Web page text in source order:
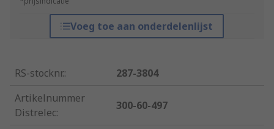
Voeg toe aan onderdelenlijst
RS-stocknr.:
287-3804
Artikelnummer
Distrelec:
300-60-497